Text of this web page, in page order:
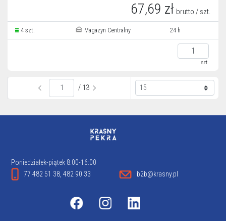
67,69 zł brutto / szt.
4 szt. Magazyn Centralny 24 h
szt.
/ 13
Poniedziałek-piątek 8:00-16:00
77 482 51 38, 482 90 33
b2b@krasny.pl